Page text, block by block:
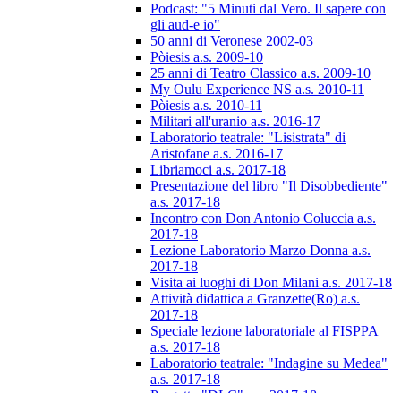
Podcast: "5 Minuti dal Vero. Il sapere con
gli aud-e io"
50 anni di Veronese 2002-03
Pòiesis a.s. 2009-10
25 anni di Teatro Classico a.s. 2009-10
My Oulu Experience NS a.s. 2010-11
Pòiesis a.s. 2010-11
Militari all'uranio a.s. 2016-17
Laboratorio teatrale: "Lisistrata" di
Aristofane a.s. 2016-17
Libriamoci a.s. 2017-18
Presentazione del libro "Il Disobbediente"
a.s. 2017-18
Incontro con Don Antonio Coluccia a.s.
2017-18
Lezione Laboratorio Marzo Donna a.s.
2017-18
Visita ai luoghi di Don Milani a.s. 2017-18
Attività didattica a Granzette(Ro) a.s.
2017-18
Speciale lezione laboratoriale al FISPPA
a.s. 2017-18
Laboratorio teatrale: "Indagine su Medea"
a.s. 2017-18